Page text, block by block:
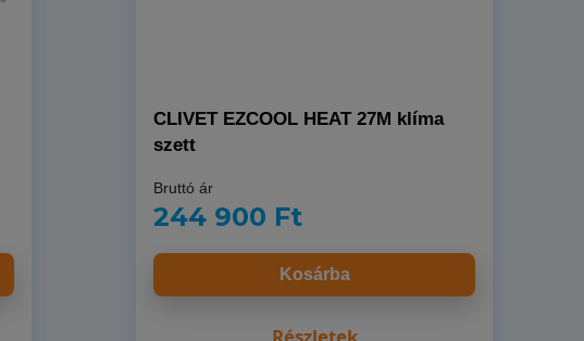
CLIVET EZCOOL HEAT 27M klíma
szett
Bruttó ár
244 900 Ft
Kosárba
Részletek